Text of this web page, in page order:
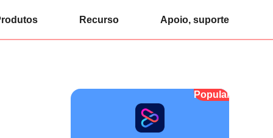
Recurso Apoio, suporte
Popular